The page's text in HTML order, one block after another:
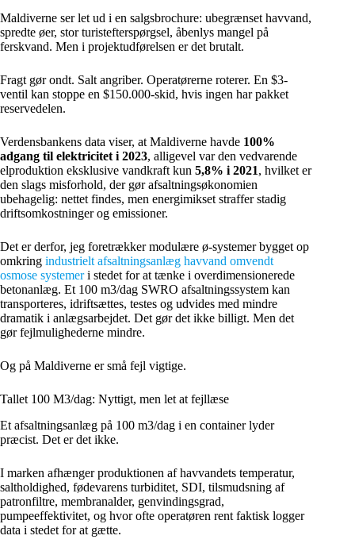
Maldiverne ser let ud i en salgsbrochure: ubegrænset havvand,
spredte øer, stor turistefterspørgsel, åbenlys mangel på
ferskvand. Men i projektudførelsen er det brutalt.
Fragt gør ondt. Salt angriber. Operatørerne roterer. En $3-
ventil kan stoppe en $150.000-skid, hvis ingen har pakket
reservedelen.
Verdensbankens data viser, at Maldiverne havde 100%
adgang til elektricitet i 2023, alligevel var den vedvarende
elproduktion eksklusive vandkraft kun 5,8% i 2021, hvilket er
den slags misforhold, der gør afsaltningsøkonomien
ubehagelig: nettet findes, men energimikset straffer stadig
driftsomkostninger og emissioner.
Det er derfor, jeg foretrækker modulære ø-systemer bygget op
omkring industrielt afsaltningsanlæg havvand omvendt
osmose systemeri stedet for at tænke i overdimensionerede
betonanlæg. Et 100 m3/dag SWRO afsaltningssystem kan
transporteres, idriftsættes, testes og udvides med mindre
dramatik i anlægsarbejdet. Det gør det ikke billigt. Men det
gør fejlmulighederne mindre.
Og på Maldiverne er små fejl vigtige.
Tallet 100 M3/dag: Nyttigt, men let at fejllæse
Et afsaltningsanlæg på 100 m3/dag i en container lyder
præcist. Det er det ikke.
I marken afhænger produktionen af havvandets temperatur,
saltholdighed, fødevarens turbiditet, SDI, tilsmudsning af
patronfiltre, membranalder, genvindingsgrad,
pumpeeffektivitet, og hvor ofte operatøren rent faktisk logger
data i stedet for at gætte.